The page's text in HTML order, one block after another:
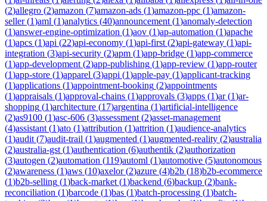
(2)allegro (2)amazon (7)amazon-ads (1)amazon-ppc (1)amazon-
seller(1)aml (1)analytics (40)announcement (1)anomaly-detection
(1)answer-engine-optimization (1)aov (1)ap-automation (1)apache
(1)apcs (1)api (22)api-economy (1)api-first (2)api-gateway (1)api-
integration (3)api-security (2)apm (1)app-bridge (1)app-commerce
(1)app-development (2)app-publishing (1)app-review (1)app-router
(1)app-store (1)apparel (3)appi (1)apple-pay (1)applicant-tracking
(1)applications (1)appointment-booking (2)appointments
(1)appraisals (1)approval-chains (1)approvals (3)apps (1)ar(1)ar-
shopping (1)architecture (17)argentina (1)artificial-intelligence
(2)as9100 (1)asc-606 (3)assessment (2)asset-management
(4)assistant (1)ato (1)attribution (1)attrition (1)audience-analytics
(1)audit (7)audit-trail (1)augmented (1)augmented-reality (2)australia
(2)australia-gst (1)authentication (6)authentik (2)authorization
(3)autogen (2)automation (119)automl (1)automotive (5)autonomous
(2)awareness (1)aws (10)axelor(2)azure (4)b2b (18)b2b-ecommerce
(1)b2b-selling (1)back-market (1)backend (6)backup (2)bank-
reconciliation (1)barcode (1)bas (1)batch-processing (1)batch-